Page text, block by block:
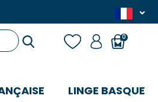
0
LINGE BASQUE